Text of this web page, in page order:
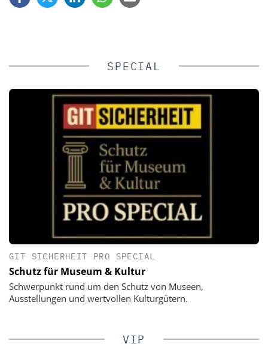
SPECIAL
GIT SICHERHEIT PRO SPECIAL
Schutz für Museum & Kultur
Schwerpunkt rund um den Schutz von Museen,
Ausstellungen und wertvollen Kulturgütern.
VIP